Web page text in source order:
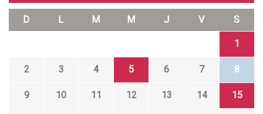
D L M M J V S
1
2 3 4 5 6 7 8
9 10 11 12 13 14 15